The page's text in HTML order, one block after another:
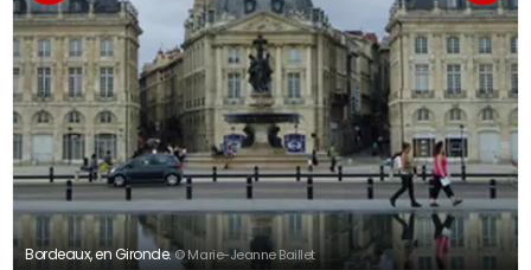
Bordeaux, en Gironde.© Marie-Jeanne Baillet